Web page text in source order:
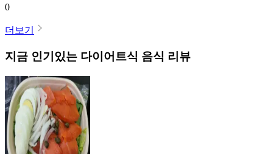
0
더보기
지금 인기있는 다이어트식 음식 리뷰